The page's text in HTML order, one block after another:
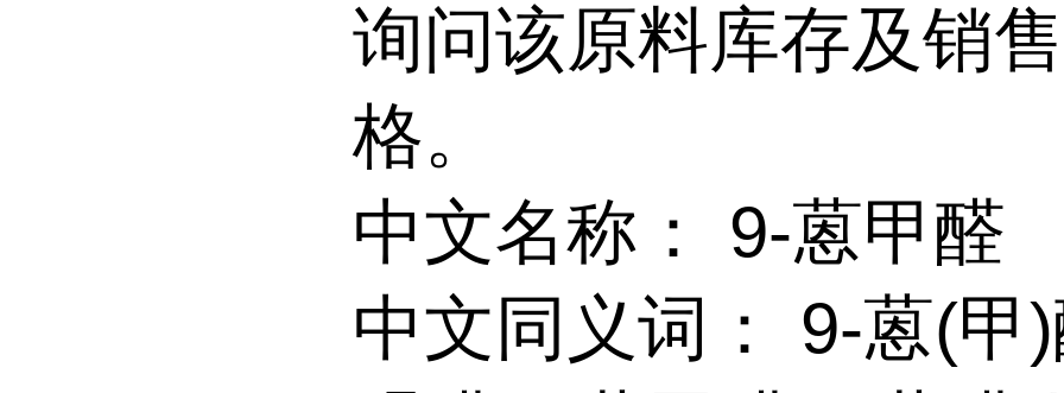
询问该原料库存及销
格。
中文名称： 9-蒽甲醛
中文同义词： 9-蒽(甲